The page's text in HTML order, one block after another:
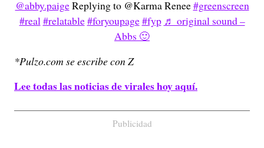
@abby.paigeReplying to @Karma Renee#greenscreen
#real#relatable#foryoupage#fyp ♬ original sound –
Abbs 🙂
*Pulzo.com se escribe con Z
Lee todas las noticias de virales hoy aquí.
Publicidad